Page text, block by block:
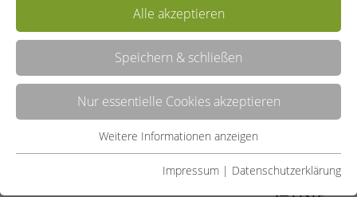
WASSERGYMNASTIK
Sich wohlfühlen und dem Köper etwas Gutes tun. Wasser trainiert
das Herz-Kreislauf-System, fördert Beweglichkeit und stärkt
Muskelkraft. Der Auftrieb verringert das Körpergewicht und
entlastet die Gelenke. Idealer Ausgleich für Berufs- und
Alle akzeptieren
Speichern & schließen
Nur essentielle Cookies akzeptieren
Essentielle Cookies werden für grundlegende Funktionen der
Weitere Informationen anzeigen
Impressum | Datenschutzerklärung